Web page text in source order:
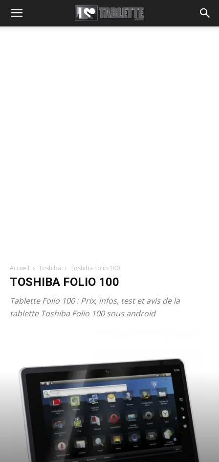
Accueil Toshiba Toshiba Folio 100
TOSHIBA FOLIO 100
Tablette Folio 100 : Prix, infos, test et avis de la
tablette Toshiba Folio 100 sous android